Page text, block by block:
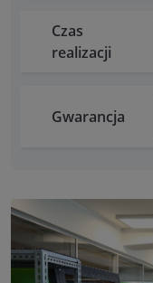
Czas
realizacji
Gwarancja